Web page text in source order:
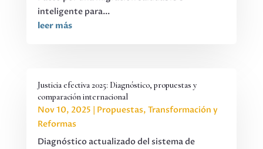
inteligente para...
leer más
Justicia efectiva 2025: Diagnóstico, propuestas y
comparación internacional
Nov 10, 2025 | Propuestas, Transformación y
Reformas
Diagnóstico actualizado del sistema de